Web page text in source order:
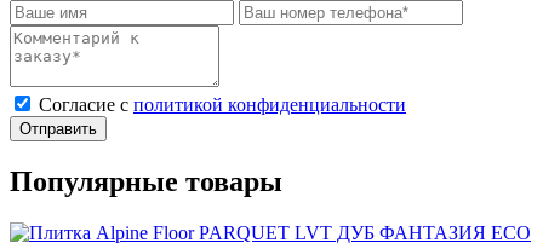
Cогласие с политикой конфиденциальности
Отправить
Популярные товары